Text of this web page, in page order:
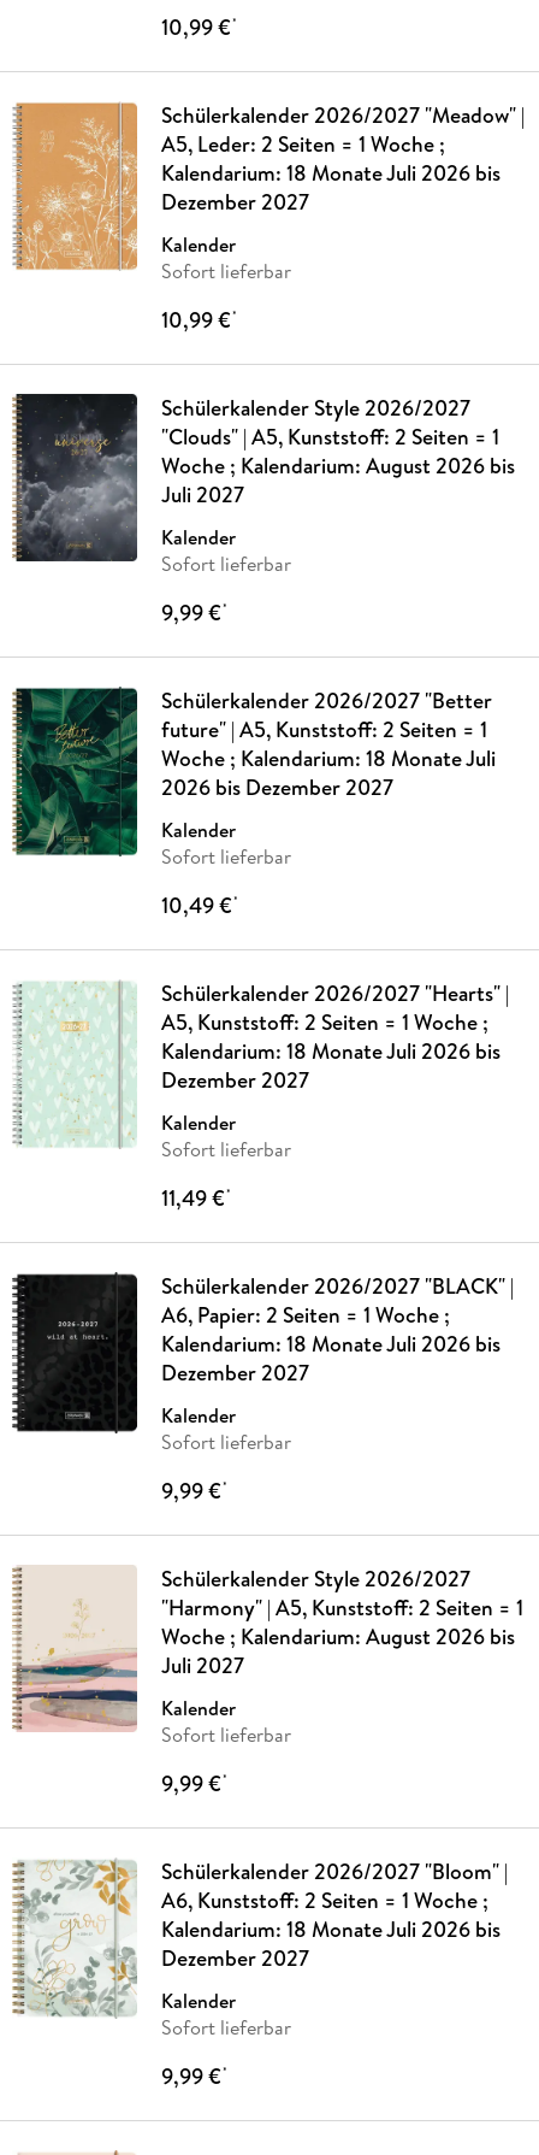
10,99 €*
Schülerkalender 2026/2027 "Meadow" |
A5, Leder: 2 Seiten = 1 Woche ;
Kalendarium: 18 Monate Juli 2026 bis
Dezember 2027
Kalender
Sofort lieferbar
10,99 €*
Schülerkalender Style 2026/2027
"Clouds" | A5, Kunststoff: 2 Seiten = 1
Woche ; Kalendarium: August 2026 bis
Juli 2027
Kalender
Sofort lieferbar
9,99 €*
Schülerkalender 2026/2027 "Better
future" | A5, Kunststoff: 2 Seiten = 1
Woche ; Kalendarium: 18 Monate Juli
2026 bis Dezember 2027
Kalender
Sofort lieferbar
10,49 €*
Schülerkalender 2026/2027 "Hearts" |
A5, Kunststoff: 2 Seiten = 1 Woche ;
Kalendarium: 18 Monate Juli 2026 bis
Dezember 2027
Kalender
Sofort lieferbar
11,49 €*
Schülerkalender 2026/2027 "BLACK" |
A6, Papier: 2 Seiten = 1 Woche ;
Kalendarium: 18 Monate Juli 2026 bis
Dezember 2027
Kalender
Sofort lieferbar
9,99 €*
Schülerkalender Style 2026/2027
"Harmony" | A5, Kunststoff: 2 Seiten = 1
Woche ; Kalendarium: August 2026 bis
Juli 2027
Kalender
Sofort lieferbar
9,99 €*
Schülerkalender 2026/2027 "Bloom" |
A6, Kunststoff: 2 Seiten = 1 Woche ;
Kalendarium: 18 Monate Juli 2026 bis
Dezember 2027
Kalender
Sofort lieferbar
9,99 €*